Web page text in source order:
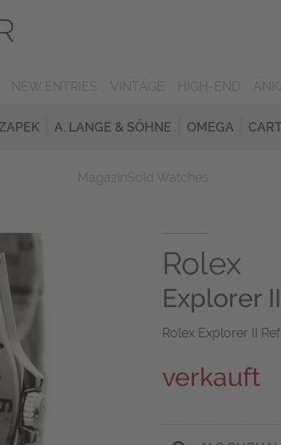
A. LANGE & SÖHNE OMEGA
Rolex
Explorer II
Rolex Explorer II
verkauft